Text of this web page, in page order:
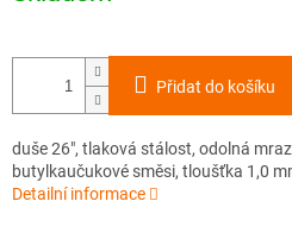
Přidat do košíku
duše 26", tlaková stálost, odolná
butylkaučukové směsi, tloušťka 1,0
Detailní informace